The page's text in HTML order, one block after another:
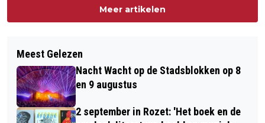
Meer artikelen
Meest Gelezen
Nacht Wacht op de Stadsblokken op 8
en 9 augustus
2 september in Rozet: 'Het boek en de